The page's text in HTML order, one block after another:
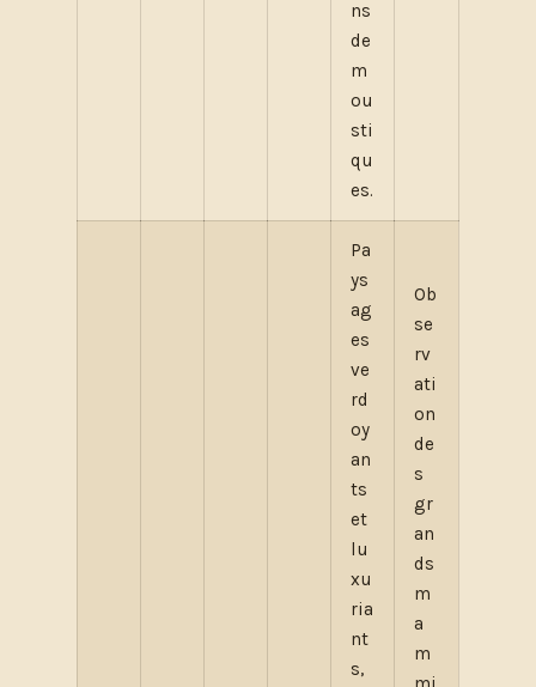
ns
de
m
ou
sti
qu
es.
Pa
ys
ag
es
ve
rd
oy
an
ts
et
lu
xu
ria
nt
s,
Ob
se
rv
ati
on
de
s
gr
an
ds
m
a
m